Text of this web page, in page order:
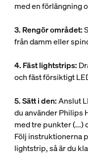
med en förlängning
3. Rengör området:
från damm eller
4. Fäst lightstrips:
och fäst försiktigt
5. Sätt i den:Anslut
du använder Philips
med tre punkter (...)
Följ instruktionerna
lightstrip, så är du